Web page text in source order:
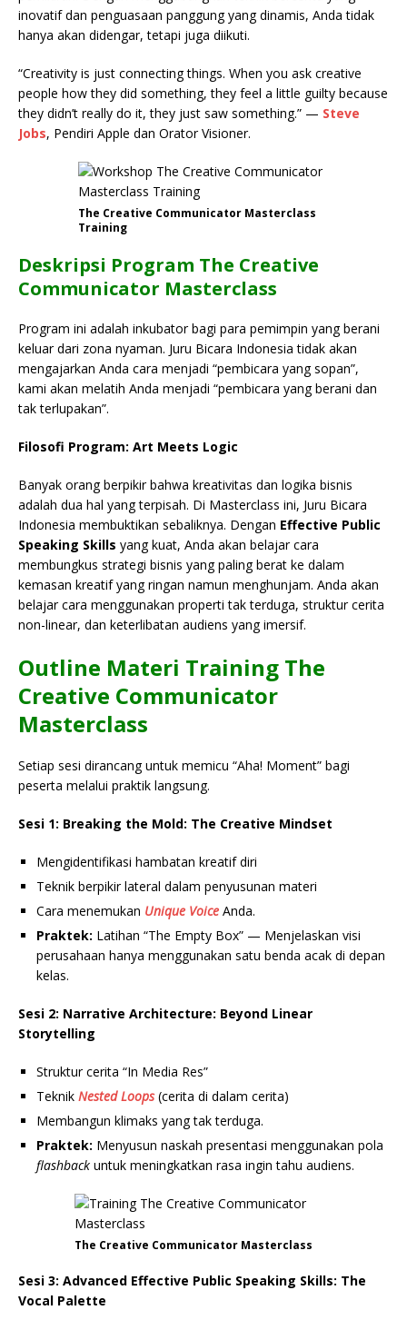
inovatif dan penguasaan panggung yang dinamis, Anda tidak
hanya akan didengar, tetapi juga diikuti.
“Creativity is just connecting things. When you ask creative
people how they did something, they feel a little guilty because
they didn’t really do it, they just saw something.” — Steve
Jobs, Pendiri Apple dan Orator Visioner.
The Creative Communicator Masterclass
Training
Deskripsi Program The Creative
Communicator Masterclass
Program ini adalah inkubator bagi para pemimpin yang berani
keluar dari zona nyaman. Juru Bicara Indonesia tidak akan
mengajarkan Anda cara menjadi “pembicara yang sopan”,
kami akan melatih Anda menjadi “pembicara yang berani dan
tak terlupakan”.
Filosofi Program: Art Meets Logic
Banyak orang berpikir bahwa kreativitas dan logika bisnis
adalah dua hal yang terpisah. Di Masterclass ini, Juru Bicara
Indonesia membuktikan sebaliknya. Dengan Effective Public
Speaking Skills yang kuat, Anda akan belajar cara
membungkus strategi bisnis yang paling berat ke dalam
kemasan kreatif yang ringan namun menghunjam. Anda akan
belajar cara menggunakan properti tak terduga, struktur cerita
non-linear, dan keterlibatan audiens yang imersif.
Outline Materi Training The
Creative Communicator
Masterclass
Setiap sesi dirancang untuk memicu “Aha! Moment” bagi
peserta melalui praktik langsung.
Sesi 1: Breaking the Mold: The Creative Mindset
Mengidentifikasi hambatan kreatif diri
Teknik berpikir lateral dalam penyusunan materi
Cara menemukan Unique Voice Anda.
Praktek: Latihan “The Empty Box” — Menjelaskan visi
perusahaan hanya menggunakan satu benda acak di depan
kelas.
Sesi 2: Narrative Architecture: Beyond Linear
Storytelling
Struktur cerita “In Media Res”
Teknik Nested Loops(cerita di dalam cerita)
Membangun klimaks yang tak terduga.
Praktek: Menyusun naskah presentasi menggunakan pola
flashback untuk meningkatkan rasa ingin tahu audiens.
The Creative Communicator Masterclass
Sesi 3: Advanced Effective Public Speaking Skills: The
Vocal Palette